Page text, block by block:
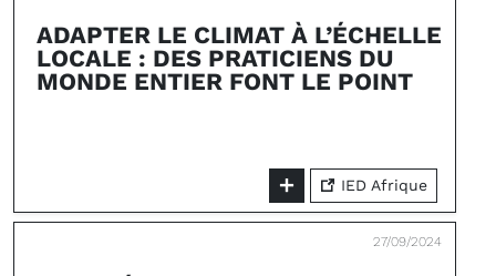
ADAPTER LE CLIMAT À L’ÉCHELLE
LOCALE : DES PRATICIENS DU
MONDE ENTIER FONT LE POINT
IED Afrique
27/09/2024